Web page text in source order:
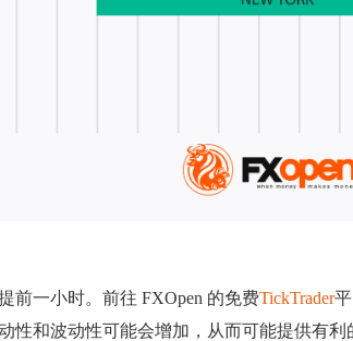
前一小时。前往 FXOpen 的免费TickTrader
和波动性可能会增加，从而可能提供有利